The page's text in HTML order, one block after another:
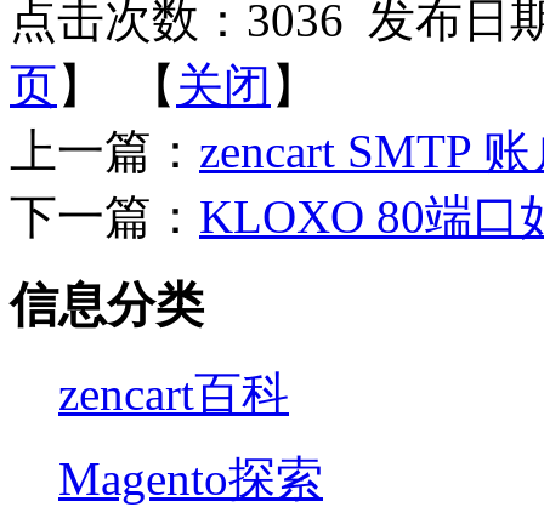
点击次数： 3036 发布日
页】 【 关闭 】
上一篇： zencart SMTP
下一篇： KLOXO 80端口
信息分类
zencart百科
Magento探索